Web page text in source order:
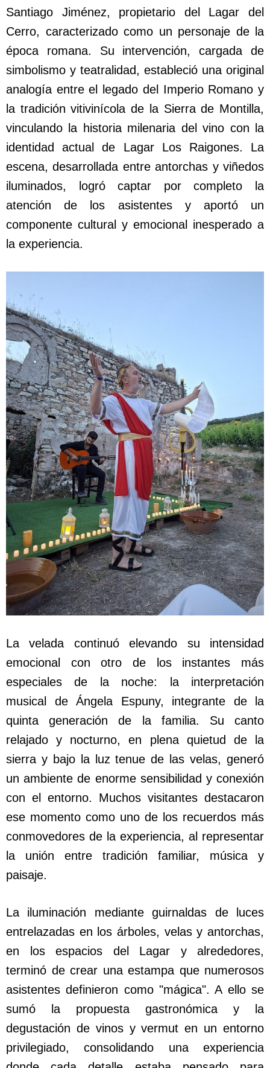
Santiago Jiménez, propietario del Lagar del
Cerro, caracterizado como un personaje de la
época romana. Su intervención, cargada de
simbolismo y teatralidad, estableció una original
analogía entre el legado del Imperio Romano y
la tradición vitivinícola de la Sierra de Montilla,
vinculando la historia milenaria del vino con la
identidad actual de Lagar Los Raigones. La
escena, desarrollada entre antorchas y viñedos
iluminados, logró captar por completo la
atención de los asistentes y aportó un
componente cultural y emocional inesperado a
la experiencia.
La velada continuó elevando su intensidad
emocional con otro de los instantes más
especiales de la noche: la interpretación
musical de Ángela Espuny, integrante de la
quinta generación de la familia. Su canto
relajado y nocturno, en plena quietud de la
sierra y bajo la luz tenue de las velas, generó
un ambiente de enorme sensibilidad y conexión
con el entorno. Muchos visitantes destacaron
ese momento como uno de los recuerdos más
conmovedores de la experiencia, al representar
la unión entre tradición familiar, música y
paisaje.
La iluminación mediante guirnaldas de luces
entrelazadas en los árboles, velas y antorchas,
en los espacios del Lagar y alrededores,
terminó de crear una estampa que numerosos
asistentes definieron como "mágica". A ello se
sumó la propuesta gastronómica y la
degustación de vinos y vermut en un entorno
privilegiado, consolidando una experiencia